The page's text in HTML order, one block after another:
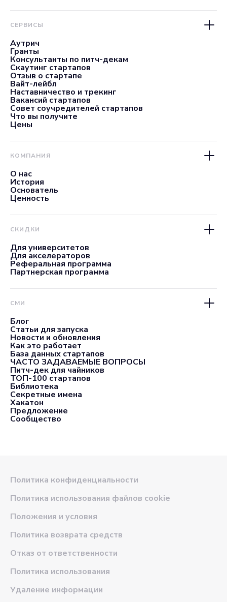
СЕРВИСЫ
Аутрич
Гранты
Консультанты по питч-декам
Скаутинг стартапов
Отзыв о стартапе
Вайт-лейбл
Наставничество и трекинг
Вакансий стартапов
Совет соучредителей стартапов
Что вы получите
Цены
КОМПАНИЯ
О нас
История
Основатель
Ценность
СКИДКИ
Для университетов
Для акселераторов
Реферальная программа
Партнерская программа
СМИ
Блог
Статьи для запуска
Новости и обновления
Как это работает
База данных стартапов
ЧАСТО ЗАДАВАЕМЫЕ ВОПРОСЫ
Питч-дек для чайников
ТОП-100 стартапов
Библиотека
Секретные имена
Хакатон
Предложение
Сообщество
Политика конфиденциальности
Политика использования файлов cookie
Положения и условия
Политика возврата средств
Отказ от ответственности
Политика использования
Удаление информации